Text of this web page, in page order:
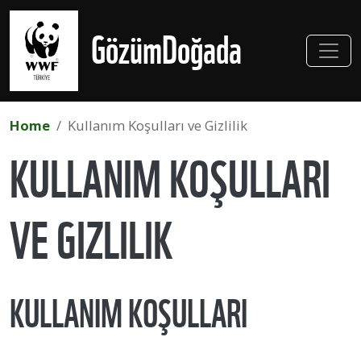
Skip to main content
GözümDoğada
Home Kullanım Koşulları ve Gizlilik
KULLANIM KOŞULLARI
VE GIZLILIK
KULLANIM KOŞULLARI